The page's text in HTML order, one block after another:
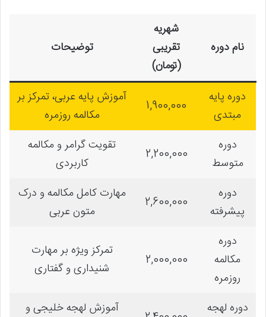
نام دوره
شهریه
تقریبی
(تومان)
توضیحات
دوره پایه
مبتدی
1,900,000
آموزش پایه عربی، تمرکز بر
مکالمه روزمره
دوره
متوسط
2,200,000
تقویت گرامر و مکالمه
کاربردی
دوره
پیشرفته
2,600,000
مهارت کامل مکالمه و درک
متون عربی
دوره
مکالمه
روزمره
2,000,000
تمرکز ویژه بر مهارت
شنیداری و گفتاری
دوره لهجه
آموزش لهجه خلیجی و